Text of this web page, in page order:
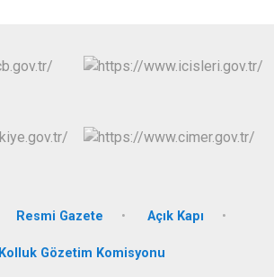
Resmi Gazete Açık Kapı
Kolluk Gözetim Komisyonu